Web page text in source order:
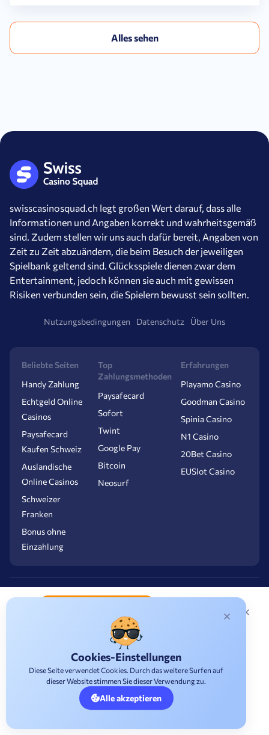
Alles sehen
2500 + 300 € freispiele
Jetzt Spielen
Beliebte Seiten
Handy Zahlung
Echtgeld Online
Casinos
Paysafecard
Kaufen Schweiz
Auslandische
Online Casinos
Schweizer
Franken
Bonus ohne
Einzahlung
Top
Zahlungsmethoden
Paysafecard
Sofort
Twint
Google Pay
Bitcoin
Neosurf
Erfahrungen
Playamo Casino
Goodman Casino
Spinia Casino
N1 Casino
20Bet Casino
EUSlot Casino
swisscasinosquad.ch legt großen Wert darauf, dass alle
Informationen und Angaben korrekt und wahrheitsgemäß
sind. Zudem stellen wir uns auch dafür bereit, Angaben von
Zeit zu Zeit abzuändern, die beim Besuch der jeweiligen
Spielbank geltend sind. Glücksspiele dienen zwar dem
Entertainment, jedoch können sie auch mit gewissen
Risiken verbunden sein, die Spielern bewusst sein sollten.
Nutzungsbedingungen Datenschutz Über Uns
Folge uns:
Cookies-Einstellungen
Diese Seite verwendet Cookies. Durch das weitere Surfen auf
dieser Website stimmen Sie dieser Verwendung zu.
Alle akzeptieren